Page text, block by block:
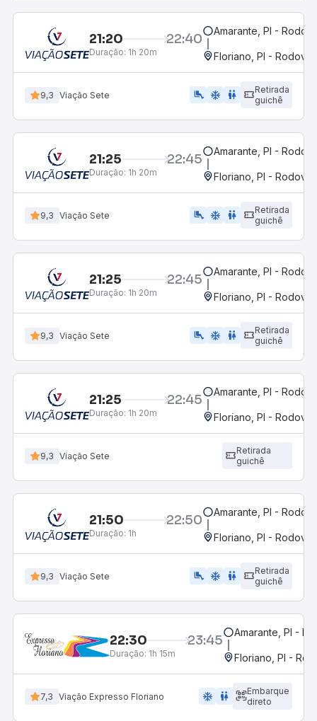
21:20 22:40
Duração: 1h 20m
Amarante, PI -
Floriano, PI -
9,3 Viação Sete airline_seat_legroom_extra ac_unit WC
Retirada
guichê
21:25 22:45
Duração: 1h 20m
Amarante, PI -
Floriano, PI -
9,3 Viação Sete airline_seat_legroom_extra ac_unit WC
Retirada
guichê
21:25 22:45
Duração: 1h 20m
Amarante, PI -
Floriano, PI -
9,3 Viação Sete airline_seat_legroom_extra ac_unit wc
Retirada
guichê
21:25 22:45
Duração: 1h 20m
Amarante, PI -
Floriano, PI -
9,3 Viação Sete
Retirada
guichê
21:50 22:50
Duração: 1h
Amarante, PI -
Floriano, PI -
9,3 Viação Sete airline_seat_legroom_extra ac_unit WC
Retirada
guichê
22:30 23:45
Duração: 1h 15m
Amarante, PI -
Floriano, PI -
7,3 Viação Expresso Floriano ac_unit wc
Embarque
direto